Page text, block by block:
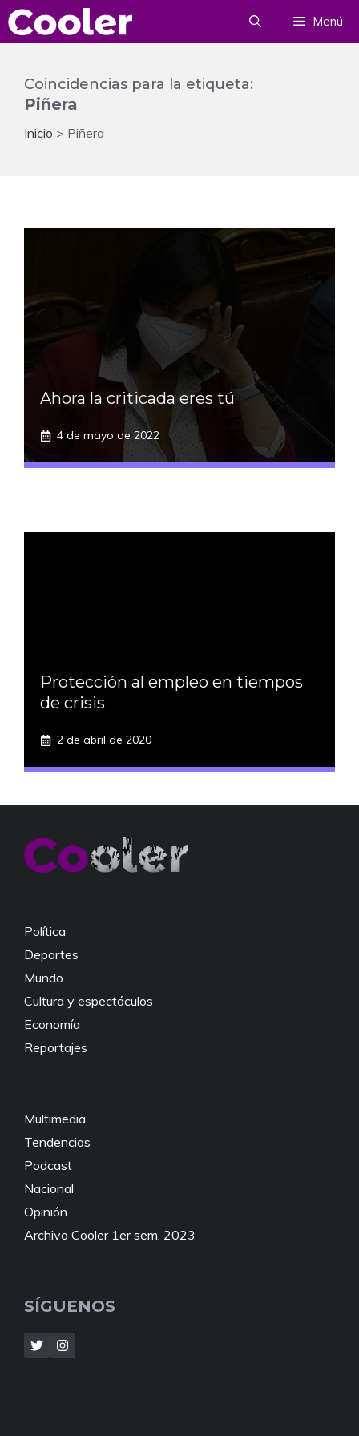
Saltar
al
Menú
Coincidencias para la etiqueta:
Piñera
Inicio > Piñera
Ahora la criticada eres tú
4 de mayo de 2022
Protección al empleo en tiempos
de crisis
2 de abril de 2020
Política
Deportes
Mundo
Cultura y espectáculos
Economía
Reportajes
Multimedia
Tendencias
Podcast
Nacional
Opinión
Archivo Cooler 1er sem. 2023
SÍGUENOS